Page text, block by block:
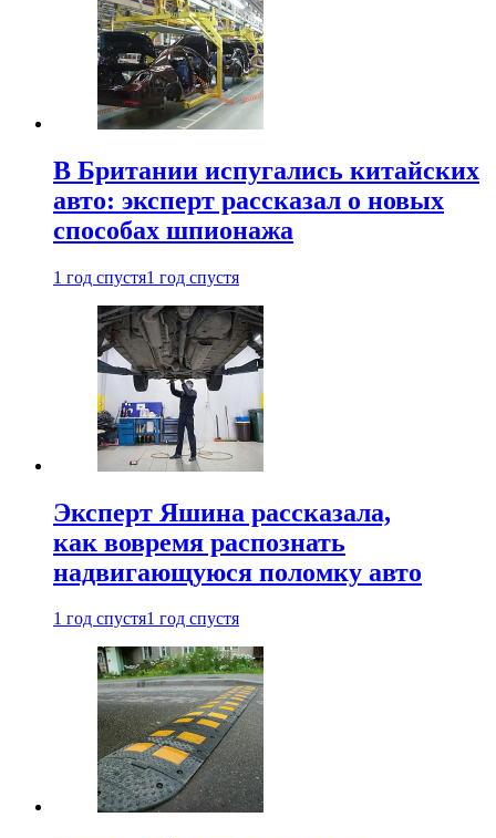
В Британии испугались китайских
авто: эксперт рассказал о новых
способах шпионажа
1 год спустя1 год спустя
Эксперт Яшина рассказала,
как вовремя распознать
надвигающуюся поломку авто
1 год спустя1 год спустя